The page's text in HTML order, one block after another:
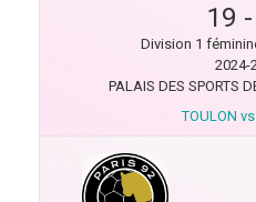
19 -
Division 1
2024-
PALAIS DES SPORTS
TOULON